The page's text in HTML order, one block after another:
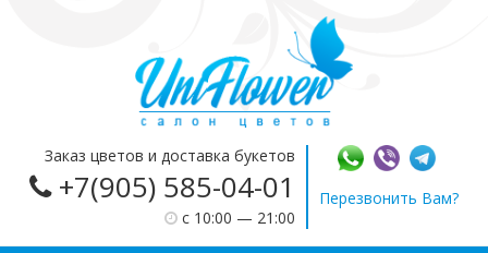
Заказ цветов и доставка букетов
+7(905) 585-04-01
c 10:00 — 21:00
Перезвонить Вам?